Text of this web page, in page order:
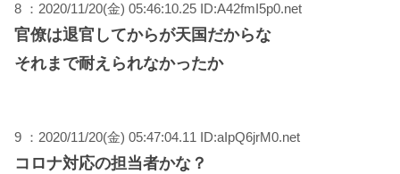
8 ：2020/11/20(金) 05:46:10.25 ID:A42fmI5p0.net
官僚は退官してからが天国だからな
それまで耐えられなかったか
9 ：2020/11/20(金) 05:47:04.11 ID:aIpQ6jrM0.net
コロナ対応の担当者かな？